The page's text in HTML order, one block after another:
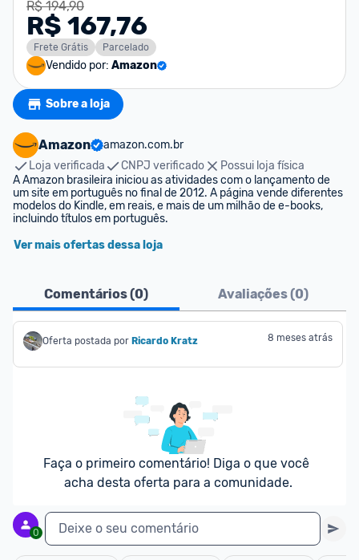
R$ 194,90
R$ 167,76
Frete Grátis Parcelado
Vendido por: Amazon
Sobre a loja
Amazon
amazon.com.br
Loja verificada
CNPJ verificado
Possui loja física
A Amazon brasileira iniciou as atividades com o lançamento de
um site em português no final de 2012. A página vende diferentes
modelos do Kindle, em reais, e mais de um milhão de e-books,
incluindo títulos em português.
Ver mais ofertas dessa loja
Comentários (0) Avaliações (0)
Oferta postada por Ricardo Kratz 8 meses atrás
Faça o primeiro comentário! Diga o que você
acha desta oferta para a comunidade.
0 Deixe o seu comentário